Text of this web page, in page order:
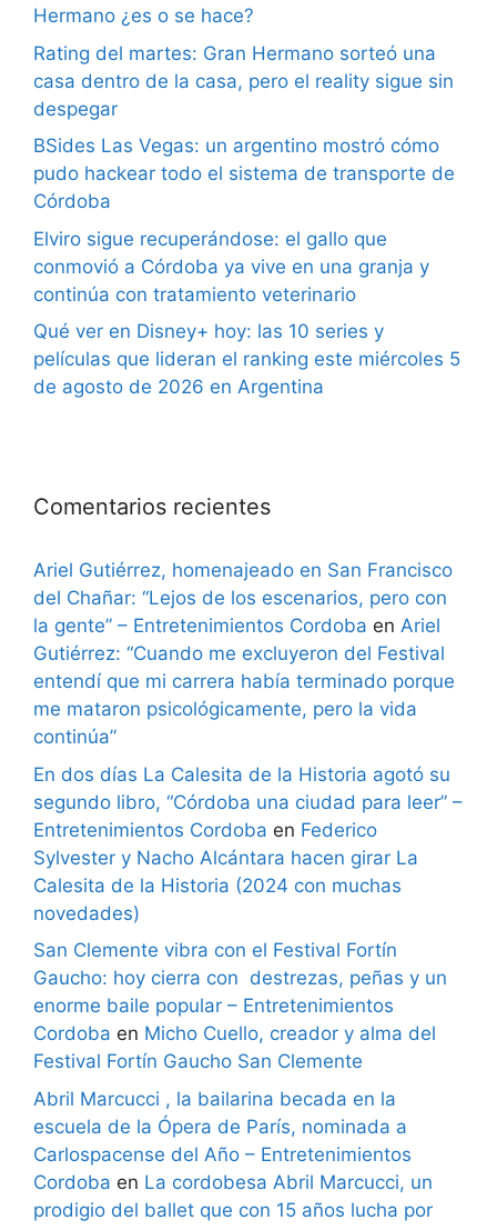
Hermano ¿es o se hace?
Rating del martes: Gran Hermano sorteó una
casa dentro de la casa, pero el reality sigue sin
despegar
BSides Las Vegas: un argentino mostró cómo
pudo hackear todo el sistema de transporte de
Córdoba
Elviro sigue recuperándose: el gallo que
conmovió a Córdoba ya vive en una granja y
continúa con tratamiento veterinario
Qué ver en Disney+ hoy: las 10 series y
películas que lideran el ranking este miércoles 5
de agosto de 2026 en Argentina
Comentarios recientes
Ariel Gutiérrez, homenajeado en San Francisco
del Chañar: “Lejos de los escenarios, pero con
la gente” – Entretenimientos Cordoba en Ariel
Gutiérrez: “Cuando me excluyeron del Festival
entendí que mi carrera había terminado porque
me mataron psicológicamente, pero la vida
continúa”
En dos días La Calesita de la Historia agotó su
segundo libro, “Córdoba una ciudad para leer” –
Entretenimientos Cordoba en Federico
Sylvester y Nacho Alcántara hacen girar La
Calesita de la Historia (2024 con muchas
novedades)
San Clemente vibra con el Festival Fortín
Gaucho: hoy cierra con destrezas, peñas y un
enorme baile popular – Entretenimientos
Cordoba en Micho Cuello, creador y alma del
Festival Fortín Gaucho San Clemente
Abril Marcucci , la bailarina becada en la
escuela de la Ópera de París, nominada a
Carlospacense del Año – Entretenimientos
Cordoba en La cordobesa Abril Marcucci, un
prodigio del ballet que con 15 años lucha por